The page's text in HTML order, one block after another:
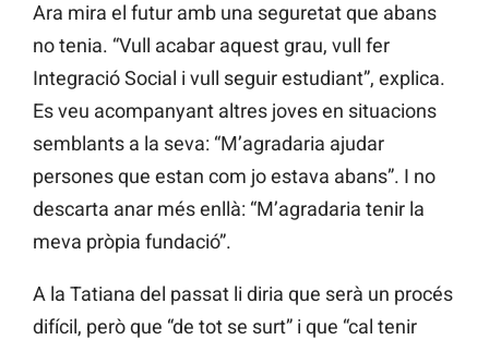
Ara mira el futur amb una seguretat que abans
no tenia. “Vull acabar aquest grau, vull fer
Integració Social i vull seguir estudiant”, explica.
Es veu acompanyant altres joves en situacions
semblants a la seva: “M’agradaria ajudar
persones que estan com jo estava abans”. I no
descarta anar més enllà: “M’agradaria tenir la
meva pròpia fundació”.
A la Tatiana del passat li diria que serà un procés
difícil, però que “de tot se surt” i que “cal tenir